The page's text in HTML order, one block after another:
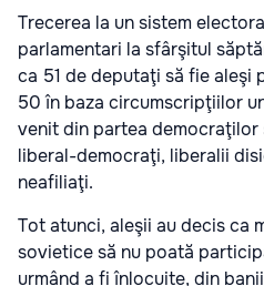
Trecerea la un sistem
parlamentari la sfârşitul
ca 51 de deputaţi să fie aleşi
50 în baza circumscripţiilor
venit din partea
liberal-democraţi, liberalii
neafiliaţi.
Tot atunci, aleşii au decis ca
sovietice să nu poată
urmând a fi înlocuite, din